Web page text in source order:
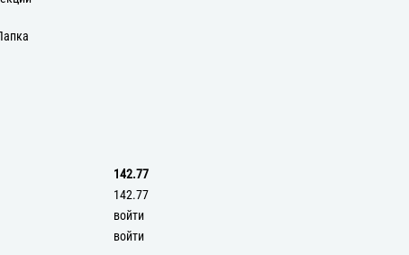
142.77
142.77
войти
войти